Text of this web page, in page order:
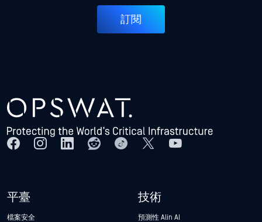
訂閱
平臺
檔案安全
技術
預測性 Alin AI